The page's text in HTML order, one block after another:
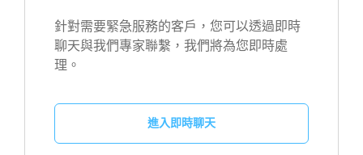
針對需要緊急服務的客戶，您可以透過即時
聊天與我們專家聯繫，我們將為您即時處
理。
進入即時聊天